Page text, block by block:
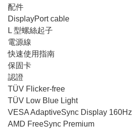
配件
DisplayPort cable
L 型螺絲起子
電源線
快速使用指南
保固卡
認證
TÜV Flicker-free
TÜV Low Blue Light
VESA AdaptiveSync Display 160Hz
AMD FreeSync Premium